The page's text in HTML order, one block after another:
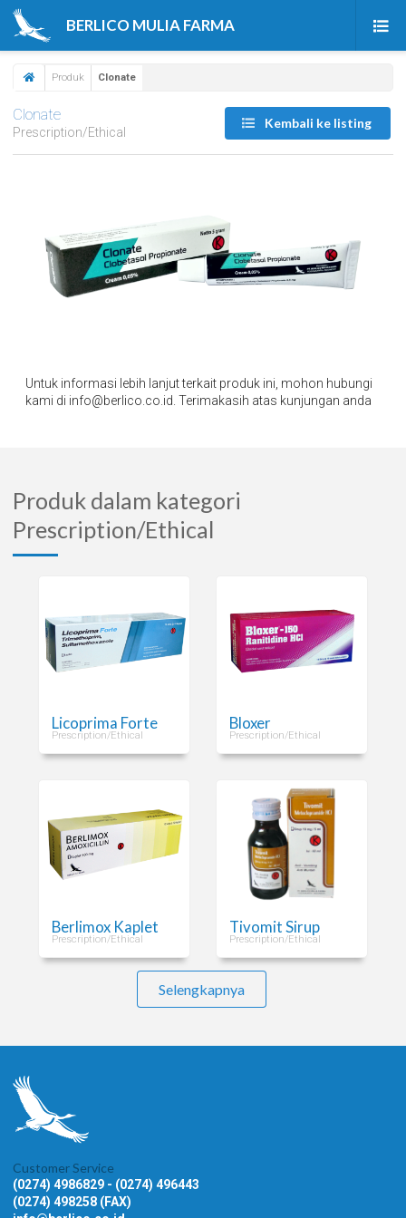
BERLICO MULIA FARMA
Produk
Tentang Kami
Kontak Kami
Produk Clonate
Clonate
Prescription/Ethical
Kembali ke listing
Untuk informasi lebih lanjut terkait produk ini, mohon hubungi
kami di info@berlico.co.id. Terimakasih atas kunjungan anda
Produk dalam kategori
Prescription/Ethical
Licoprima Forte
Prescription/Ethical
Bloxer
Prescription/Ethical
Berlimox Kaplet
Prescription/Ethical
Tivomit Sirup
Prescription/Ethical
Selengkapnya
Customer Service
(0274) 4986829 - (0274) 496443
(0274) 498258 (FAX)